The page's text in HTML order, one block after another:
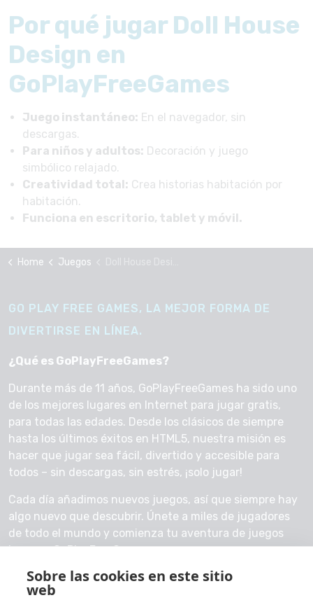
Sobre las cookies en este sitio
web
Por qué jugar Doll House
Design en
GoPlayFreeGames
Juego instantáneo: En el navegador, sin
descargas.
Para niños y adultos: Decoración y juego
simbólico relajado.
Creatividad total: Crea historias habitación por
habitación.
Funciona en escritorio, tablet y móvil.
Home Juegos
GO PLAY FREE GAMES, LA MEJOR FORMA DE
DIVERTIRSE EN LÍNEA.
¿Qué es GoPlayFreeGames?
Durante más de 11 años, GoPlayFreeGames ha sido uno
de los mejores lugares en Internet para jugar gratis,
para todas las edades. Desde los clásicos de siempre
hasta los últimos éxitos en HTML5, nuestra misión es
hacer que jugar sea fácil, divertido y accesible para
todos – sin descargas, sin estrés, ¡solo jugar!
Cada día añadimos nuevos juegos, así que siempre hay
algo nuevo que descubrir. Únete a miles de jugadores
de todo el mundo y comienza tu aventura de juegos
hoy con GoPlayFreeGames.
Contáctanos